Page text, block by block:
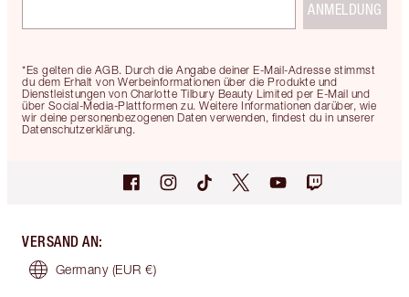
*Es gelten die AGB. Durch die Angabe deiner E-Mail-Adresse stimmst
du dem Erhalt von Werbeinformationen über die Produkte und
Dienstleistungen von Charlotte Tilbury Beauty Limited per E-Mail und
über Social-Media-Plattformen zu. Weitere Informationen darüber, wie
wir deine personenbezogenen Daten verwenden, findest du in unserer
Datenschutzerklärung.
ANMELDUNG
VERSAND AN:
Germany (EUR €)